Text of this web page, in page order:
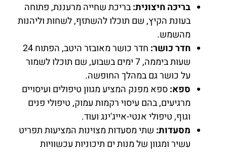
בריכה חיצונית:בריכת שחייה מרעננת, פתוחה
בעונת הקיץ, שם תוכלו להשתזף, לשחות וליהנות
מהשמש.
חדר כושר:
חדר כושר מאובזר היטב, הפתוח 24
שעות ביממה, 7 ימים בשבוע, שם תוכלו לשמור
על כושר גם במהלך החופשה.
ספא:ספא מפנק המציע מגוון טיפולים ועיסויים
מרגיעים, בהם עיסוי רקמות עמוק, טיפולי פנים
וגוף, טיפולי אנטי-אייג'ינג ועוד.
מסעדות: שתי מסעדות מצוינות המציעות תפריט
עשיר ומגוון של מנות ים תיכוניות עכשוויות